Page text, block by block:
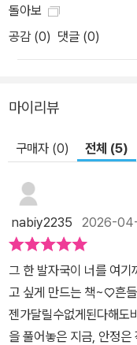
돌아보
공감 (0) 댓글 (0)
마이리뷰
구매자 (0) 전체 (5)
nabiy2235 2026-
그 한 발자국이 너를 여
고 싶게 만드는 책~♡흔
젠가달릴수없게된다해도​
을 풀어놓은 지금, 안정